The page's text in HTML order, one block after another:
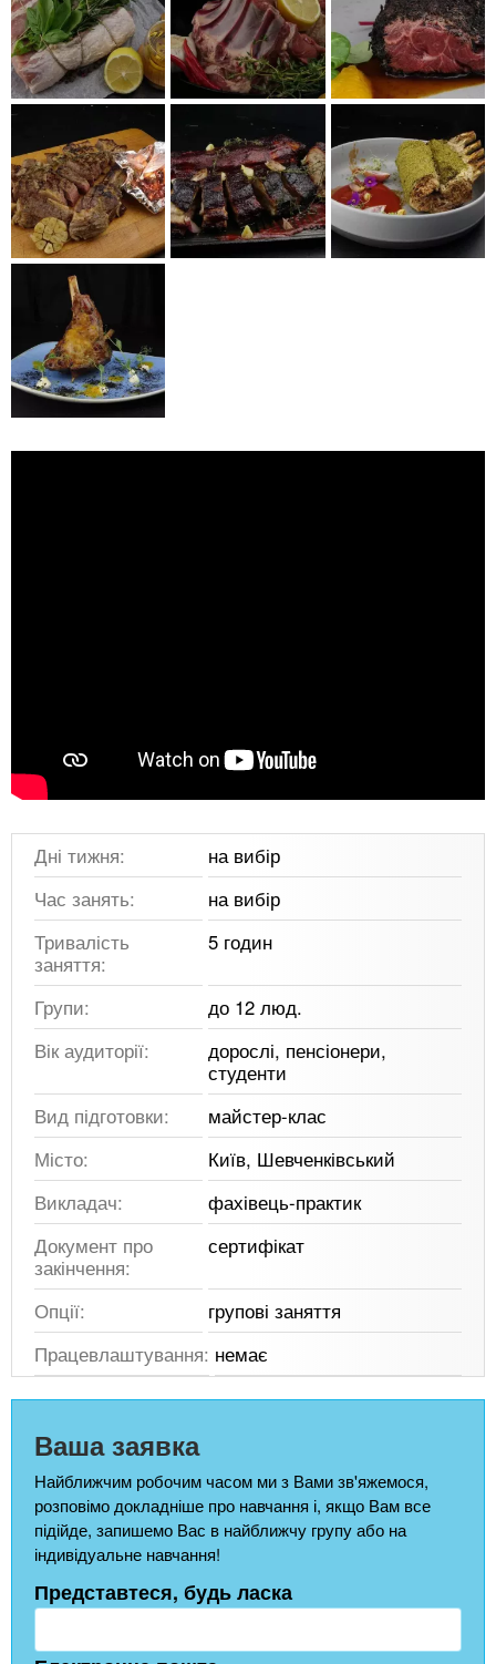
Дні тижня:
на вибір
Час занять:
на вибір
Тривалість
заняття:
5 годин
Групи:
до 12 люд.
Вік аудиторії:
дорослі, пенсіонери,
студенти
Вид підготовки:
майстер-клас
Місто:
Київ, Шевченківський
Викладач:
фахівець-практик
Документ про
закінчення:
сертифікат
Опції:
групові заняття
Працевлаштування: немає
Ваша заявка
Найближчим робочим часом ми з Вами зв'яжемося,
розповімо докладніше про навчання і, якщо Вам все
підійде, запишемо Вас в найближчу групу або на
індивідуальне навчання!
Представтеся, будь ласка